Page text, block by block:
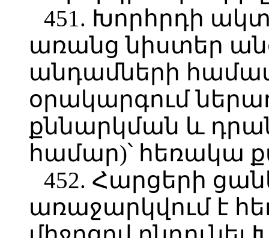
451. Խորհրդի
առանց նիստեր
անդամների
օրակարգում
քննարկման և
համար)՝ հեռակա
452. Հարցերի
առաջարկվում է